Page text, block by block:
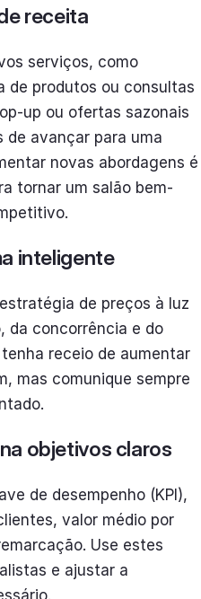
receita
serviços, como
de produtos ou consultas
up ou ofertas sazonais
de avançar para uma
novas abordagens é
tornar um salão bem-
inteligente
de preços à luz
da concorrência e do
receio de aumentar
mas comunique sempre
objetivos claros
de desempenho (KPI),
valor médio por
Use estes
e ajustar a